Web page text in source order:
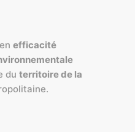
efficacité
du territoire de la